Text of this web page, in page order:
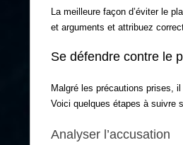
La meilleure façon d’éviter le
et arguments et attribuez
Se défendre contre le
Malgré les précautions prises,
Voici quelques étapes à suivre
Analyser l’accusation